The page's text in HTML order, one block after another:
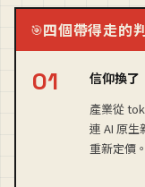
🎯四個帶得走的
信仰換了
產業從
連 AI 原
重新定價。